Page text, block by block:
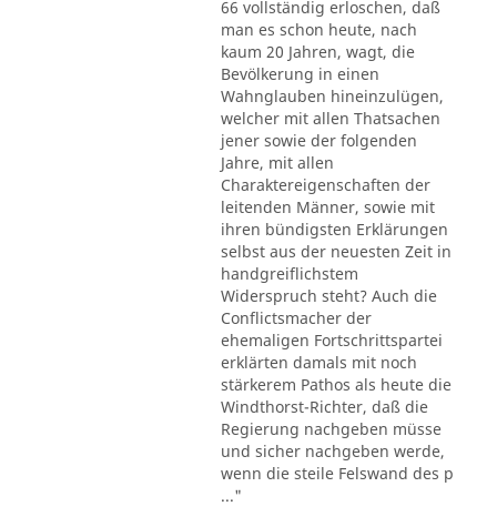
66 vollständig erloschen, daß
man es schon heute, nach
kaum 20 Jahren, wagt, die
Bevölkerung in einen
Wahnglauben hineinzulügen,
welcher mit allen Thatsachen
jener sowie der folgenden
Jahre, mit allen
Charaktereigenschaften der
leitenden Männer, sowie mit
ihren bündigsten Erklärungen
selbst aus der neuesten Zeit in
handgreiflichstem
Widerspruch steht? Auch die
Conflictsmacher der
ehemaligen Fortschrittspartei
erklärten damals mit noch
stärkerem Pathos als heute die
Windthorst-Richter, daß die
Regierung nachgeben müsse
und sicher nachgeben werde,
wenn die steile Felswand des p
..."